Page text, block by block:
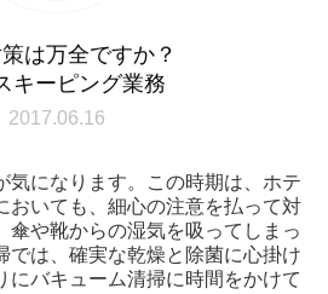
は万全ですか？
キーピング業務
2017.06.16
気になります。この時期は、ホテ
おいても、細心の注意を払って対
傘や靴からの湿気を吸ってしまっ
では、確実な乾燥と除菌に心掛け
にバキューム清掃に時間をかけて